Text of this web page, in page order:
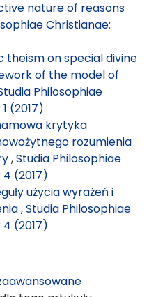
nature of reasons
Christianae:
theism on special divine
of the model of
Philosophiae
(2017)
krytyka
rozumienia
,Studia Philosophiae
(2017)
użycia wyrażeń i
,Studia Philosophiae
(2017)